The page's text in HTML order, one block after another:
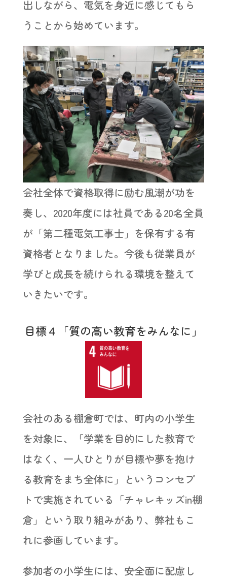
出しながら、電気を身近に感じてもら
うことから始めています。
会社全体で資格取得に励む風潮が功を
奏し、2020年度には社員である20名全員
が「第二種電気工事士」を保有する有
資格者となりました。今後も従業員が
学びと成長を続けられる環境を整えて
いきたいです。
目標４「質の高い教育をみんなに」
会社のある棚倉町では、町内の小学生
を対象に、「学業を目的にした教育で
はなく、一人ひとりが目標や夢を抱け
る教育をまち全体に」というコンセプ
トで実施されている「チャレキッズin棚
倉」という取り組みがあり、弊社もこ
れに参画しています。
参加者の小学生には、安全面に配慮し